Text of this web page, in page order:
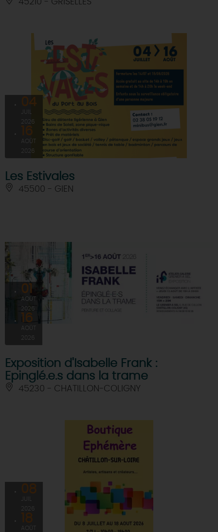
45210 - GRISELLES
04
2026
16
AOÛT
2026
Les Estivales
45500 - GIEN
01
AOÛT
2026
16
AOÛT
2026
Exposition d'Isabelle Frank :
Epinglé.e.s dans la trame
45230 - CHATILLON-COLIGNY
08
2026
18
AOÛT